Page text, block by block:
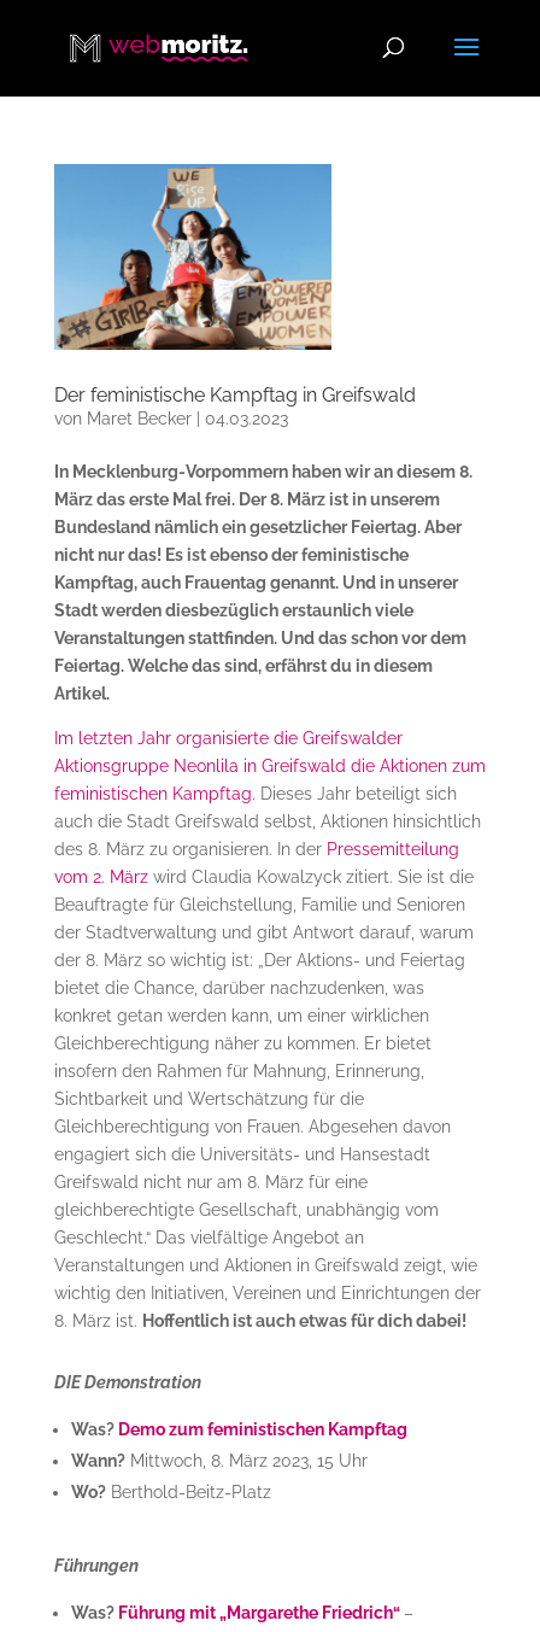
Der feministische Kampftag in Greifswald
von Maret Becker| 04.03.2023
In Mecklenburg-Vorpommern haben wir an diesem 8.
März das erste Mal frei. Der 8. März ist in unserem
Bundesland nämlich ein gesetzlicher Feiertag. Aber
nicht nur das! Es ist ebenso der feministische
Kampftag, auch Frauentag genannt. Und in unserer
Stadt werden diesbezüglich erstaunlich viele
Veranstaltungen stattfinden. Und das schon vor dem
Feiertag. Welche das sind, erfährst du in diesem
Artikel.
Im letzten Jahr organisierte die Greifswalder
Aktionsgruppe Neonlila in Greifswald die Aktionen zum
feministischen Kampftag. Dieses Jahr beteiligt sich
auch die Stadt Greifswald selbst, Aktionen hinsichtlich
des 8. März zu organisieren. In der Pressemitteilung
vom 2. Märzwird Claudia Kowalzyck zitiert. Sie ist die
Beauftragte für Gleichstellung, Familie und Senioren
der Stadtverwaltung und gibt Antwort darauf, warum
der 8. März so wichtig ist: „Der Aktions- und Feiertag
bietet die Chance, darüber nachzudenken, was
konkret getan werden kann, um einer wirklichen
Gleichberechtigung näher zu kommen. Er bietet
insofern den Rahmen für Mahnung, Erinnerung,
Sichtbarkeit und Wertschätzung für die
Gleichberechtigung von Frauen. Abgesehen davon
engagiert sich die Universitäts- und Hansestadt
Greifswald nicht nur am 8. März für eine
gleichberechtigte Gesellschaft, unabhängig vom
Geschlecht.“ Das vielfältige Angebot an
Veranstaltungen und Aktionen in Greifswald zeigt, wie
wichtig den Initiativen, Vereinen und Einrichtungen der
8. März ist. Hoffentlich ist auch etwas für dich dabei!
DIE Demonstration
Was? Demo zum feministischen Kampftag
Wann?Mittwoch, 8. März 2023, 15 Uhr
Wo?Berthold-Beitz-Platz
Führungen
Was?Führung mit „Margarethe Friedrich“ –